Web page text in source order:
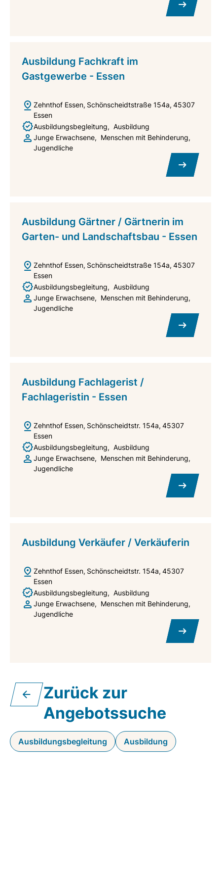
Ausbildung Fachkraft im
Gastgewerbe - Essen
Zehnthof Essen Schönscheidtstraße 154a 45307
Essen
Ausbildungsbegleitung
Ausbildung
Junge Erwachsene
Menschen mit Behinderung
Jugendliche
Ausbildung Gärtner / Gärtnerin im
Garten- und Landschaftsbau - Essen
Zehnthof Essen Schönscheidtstraße 154a 45307
Essen
Ausbildungsbegleitung
Ausbildung
Junge Erwachsene
Menschen mit Behinderung
Jugendliche
Ausbildung Fachlagerist /
Fachlageristin - Essen
Zehnthof Essen Schönscheidtstr. 154a 45307
Essen
Ausbildungsbegleitung
Ausbildung
Junge Erwachsene
Menschen mit Behinderung
Jugendliche
Ausbildung Verkäufer / Verkäuferin
Zehnthof Essen Schönscheidtstr. 154a 45307
Essen
Ausbildungsbegleitung
Ausbildung
Junge Erwachsene
Menschen mit Behinderung
Jugendliche
Zurück zur
Angebotssuche
Ausbildungsbegleitung Ausbildung